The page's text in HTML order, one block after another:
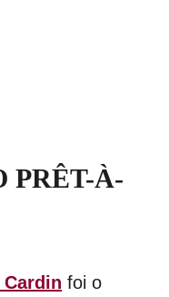
PRÊT-À-
Cardin foi o